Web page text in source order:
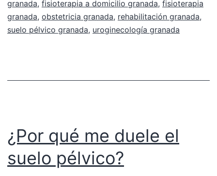
granada, fisioterapia a domicilio granada, fisioterapia
granada, obstetricia granada, rehabilitación granada,
suelo pélvico granada, uroginecología granada
¿Por qué me duele el
suelo pélvico?